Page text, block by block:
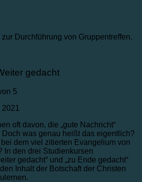
Durchführung von Gruppentreffen.
gedacht
5
oft davon, die „gute Nachricht“
was genau heißt das eigentlich?
dem viel zitierten Evangelium von
In den drei Studienkursen
gedacht“ und „zu Ende gedacht“
Inhalt der Botschaft der Christen